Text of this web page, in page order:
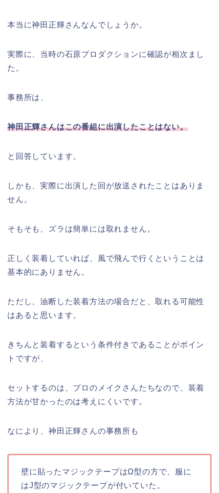
本当に神田正輝さんなんでしょうか。
実際に、当時の石原プロダクションに確認が相次まし
た。
事務所は、
神田正輝さんはこの番組に出演したことはない。
と回答しています。
しかも、実際に出演した回が放送されたことはありま
せん。
そもそも、ズラは簡単には取れません。
正しく装着していれば、風で飛んで行くということは
基本的にありません。
ただし、油断した装着方法の場合だと、取れる可能性
はあると思います。
きちんと装着するという条件付きであることがポイン
トですが、
セットするのは、プロのメイクさんたちなので、装着
方法が甘かったのは考えにくいです。
なにより、神田正輝さんの事務所も
壁に貼ったマジックテープはΩ型の方で、服に
はJ型のマジックテープが付いていた。